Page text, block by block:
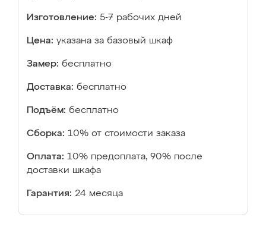
Изготовление: 5-7 рабочих дней
Цена: указана за базовый шкаф
Замер: бесплатно
Доставка: бесплатно
Подъём: бесплатно
Сборка: 10% от стоимости заказа
Оплата: 10% предоплата, 90% после
доставки шкафа
Гарантия: 24 месяца